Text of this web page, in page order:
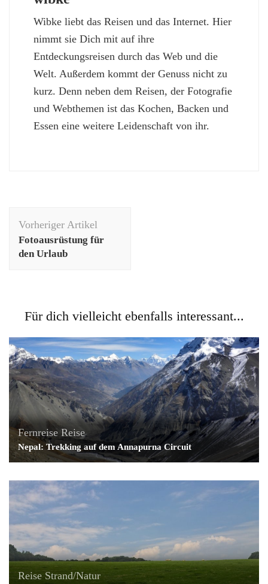
Wibke liebt das Reisen und das Internet. Hier
nimmt sie Dich mit auf ihre
Entdeckungsreisen durch das Web und die
Welt. Außerdem kommt der Genuss nicht zu
kurz. Denn neben dem Reisen, der Fotografie
und Webthemen ist das Kochen, Backen und
Essen eine weitere Leidenschaft von ihr.
Vorheriger Artikel
Fotoausrüstung für
den Urlaub
Für dich vielleicht ebenfalls interessant...
Fernreise Reise
Nepal: Trekking auf dem Annapurna Circuit
Reise Strand/Natur